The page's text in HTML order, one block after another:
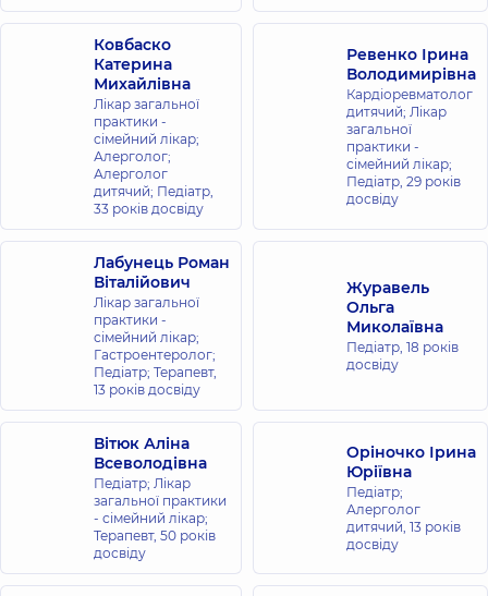
Ковбаско
Катерина
Михайлівна
Лікар загальної
практики -
сімейний лікар;
Алерголог;
Алерголог
дитячий; Педіатр,
33 років досвіду
Ревенко Ірина
Володимирівна
Кардіоревматолог
дитячий; Лікар
загальної
практики -
сімейний лікар;
Педіатр, 29 років
досвіду
Лабунець Роман
Віталійович
Лікар загальної
практики -
сімейний лікар;
Гастроентеролог;
Педіатр; Терапевт,
13 років досвіду
Журавель
Ольга
Миколаївна
Педіатр, 18 років
досвіду
Вітюк Аліна
Всеволодівна
Педіатр; Лікар
загальної практики
- сімейний лікар;
Терапевт, 50 років
досвіду
Оріночко Ірина
Юріївна
Педіатр;
Алерголог
дитячий, 13 років
досвіду